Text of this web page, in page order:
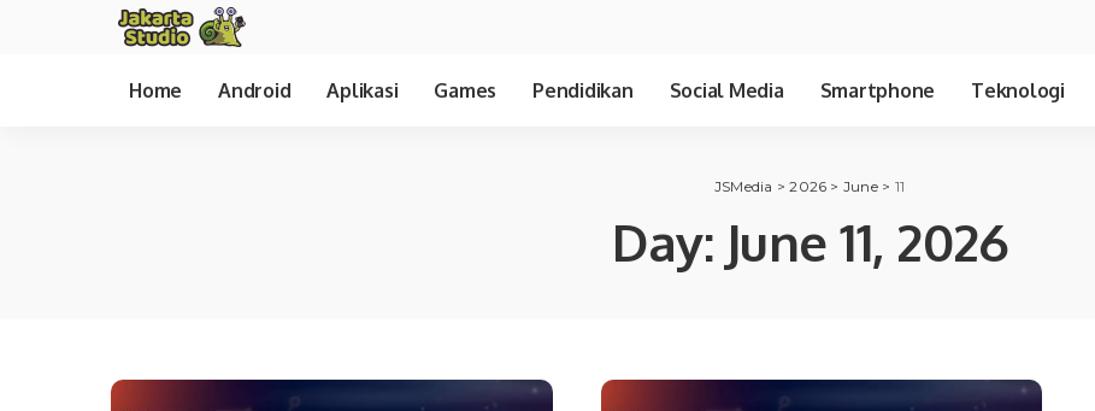
Home Android Aplikasi Games Pendidikan Social Media Smartphone Teknologi
JSMedia >2026 > June> 11
Day: June 11, 2026